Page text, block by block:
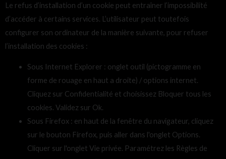
Le refus d’installation d’un cookie peut entraîner l’impossibilité
d’accéder à certains services. L’utilisateur peut toutefois
configurer son ordinateur de la manière suivante, pour refuser
l’installation des cookies :
Sous Internet Explorer : onglet outil (pictogramme en
forme de rouage en haut a droite) / options internet.
Cliquez sur Confidentialité et choisissez Bloquer tous les
cookies. Validez sur Ok.
Sous Firefox : en haut de la fenêtre du navigateur, cliquez
sur le bouton Firefox, puis aller dans l'onglet Options.
Cliquer sur l'onglet Vie privée. Paramétrez les Règles de